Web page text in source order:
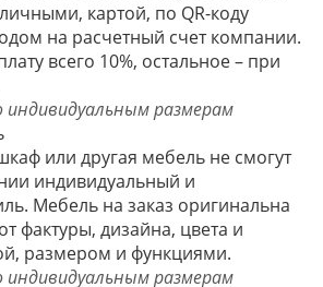
картой, по QR-коду
на расчетный счет компании.
всего 10%, остальное – при
или другая мебель не смогут
индивидуальный и
Мебель на заказ оригинальна
фактуры, дизайна, цвета и
размером и функциями.